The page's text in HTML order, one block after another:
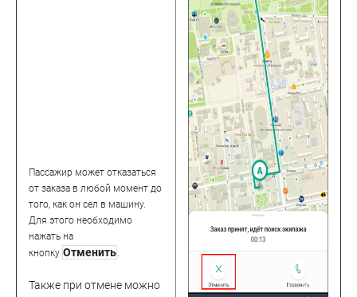
Пассажир может отказаться
от заказа в любой момент до
того, как он сел в машину.
Для этого необходимо
нажать на
кнопку Отменить.
Также при отмене можно